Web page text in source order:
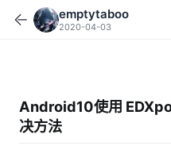
emptytaboo
2020-04-03
Android10使用
决方法